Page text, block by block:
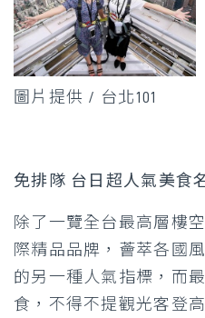
圖片提供 / 台北101
免排隊 台日超人氣美食
除了一覽全台最高層樓
際精品品牌，薈萃各國
的另一種人氣指標，而
食，不得不提觀光客登